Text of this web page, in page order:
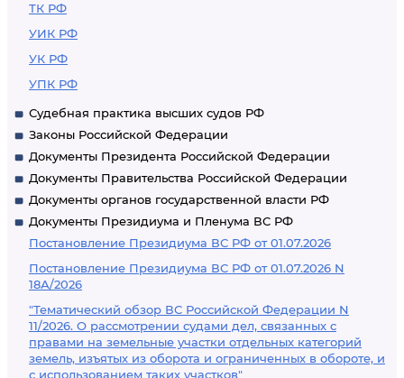
ТК РФ
УИК РФ
УК РФ
УПК РФ
Судебная практика высших судов РФ
Законы Российской Федерации
Документы Президента Российской Федерации
Документы Правительства Российской Федерации
Документы органов государственной власти РФ
Документы Президиума и Пленума ВС РФ
Постановление Президиума ВС РФ от 01.07.2026
Постановление Президиума ВС РФ от 01.07.2026 N
18А/2026
"Тематический обзор ВС Российской Федерации N
11/2026. О рассмотрении судами дел, связанных с
правами на земельные участки отдельных категорий
земель, изъятых из оборота и ограниченных в обороте, и
с использованием таких участков"